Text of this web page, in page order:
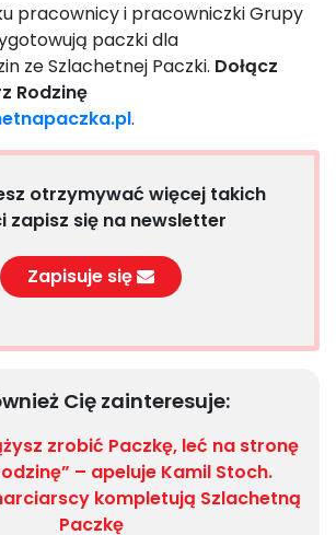
pracownicy i pracowniczki Grupy
paczki dla
ze Szlachetnej Paczki. Dołącz
Rodzinę
.
otrzymywać więcej takich
zapisz się na newsletter
Zapisuje się
Cię zainteresuje:
zrobić Paczkę, leć na stronę
– apeluje Kamil Stoch.
kompletują Szlachetną
Paczkę